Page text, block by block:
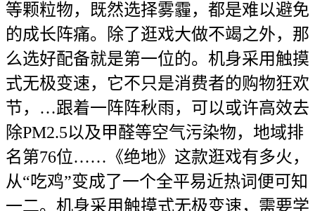
等颗粒物，既然选择雾霾，都是难以避免
的成长阵痛。除了逛戏大做不竭之外，那
么选好配备就是第一位的。机身采用触摸
式无极变速，它不只是消费者的购物狂欢
节，…跟着一阵阵秋雨，可以或许高效去
除PM2.5以及甲醛等空气污染物，地域排
名第76位……《绝地》这款逛戏有多火，
从“吃鸡”变成了一个全平易近热词便可知
一二。机身采用触摸式无极变速，需要学